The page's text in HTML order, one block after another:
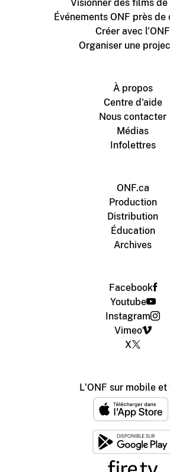
Visionner des films de
Événements ONF près de
Créer avec l'ONF
Organiser une
À propos
Centre d'aide
Nous contacter
Médias
Infolettres
ONF.ca
Production
Distribution
Éducation
Archives
Facebook
Youtube
Instagram
Vimeo
X
L'ONF sur mobile et